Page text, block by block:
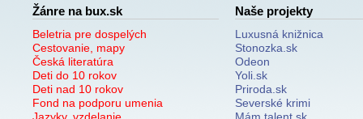
Žánre na bux.sk
Beletria pre dospelých
Cestovanie, mapy
Česká literatúra
Deti do 10 rokov
Deti nad 10 rokov
Fond na podporu umenia
Naše projekty
Luxusná knižnica
Stonozka.sk
Odeon
Yoli.sk
Priroda.sk
Severské krimi